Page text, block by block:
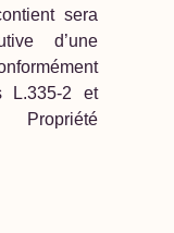
sera
d’une
L.335-2 et